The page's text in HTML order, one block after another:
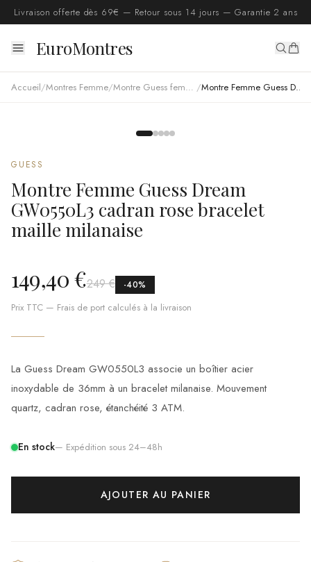
Livraison offerte dès 69€ — Retour sous 14 jours — Garantie 2 ans
EuroMontres
Accueil/Montres Femme/ Montre Guess femme / Montre Femme Guess Dream GW0550L3 cadran rose bracelet maille milanaise
GUESS
Montre Femme Guess Dream
GW0550L3 cadran rose bracelet
maille milanaise
149,40 €249 € -40%
Prix TTC — Frais de port calculés à la livraison
La Guess Dream GW0550L3 associe un boîtier acier
inoxydable de 36mm à un bracelet milanaise. Mouvement
quartz, cadran rose, étanchéité 3 ATM.
En stock— Expédition sous 24–48h
AJOUTER AU PANIER